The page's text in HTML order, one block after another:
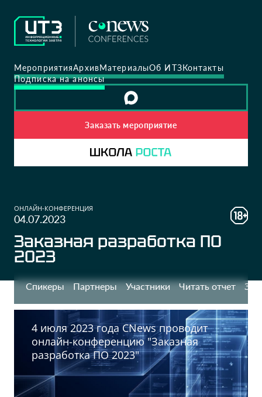
МероприятияАрхивМатериалыОб ИТЗКонтакты
Подписка на анонсы
Заказать мероприятие
ОНЛАЙН-КОНФЕРЕНЦИЯ
04.07.2023
Заказная разработка ПО
2023
Спикеры Партнеры Участники Читать отчет
4 июля 2023 года CNews проводит
онлайн-конференцию "Заказная
разработка ПО 2023"